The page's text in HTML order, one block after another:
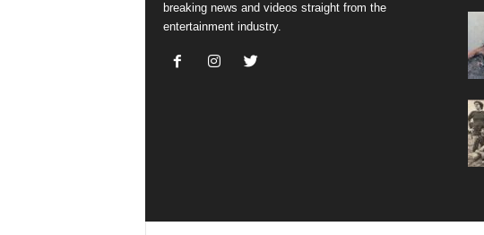
breaking news and videos straight from the
entertainment industry.